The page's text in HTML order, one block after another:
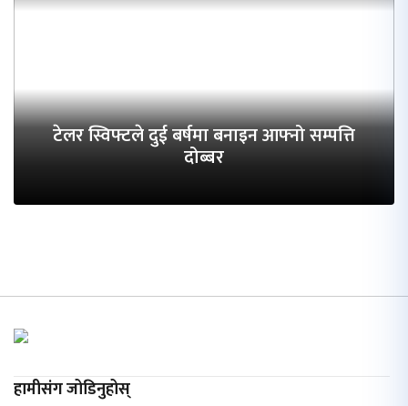
टेलर स्विफ्टले दुई बर्षमा बनाइन आफ्नो सम्पत्ति
दोब्बर
हामीसंग जोडिनुहोस्